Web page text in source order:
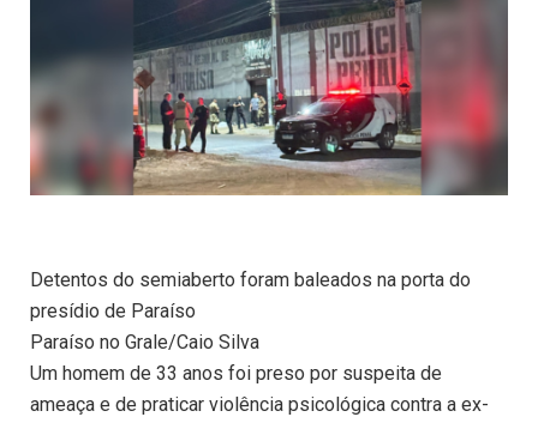
Detentos do semiaberto foram baleados na porta do
presídio de Paraíso
Paraíso no Grale/Caio Silva
Um homem de 33 anos foi preso por suspeita de
ameaça e de praticar violência psicológica contra a ex-